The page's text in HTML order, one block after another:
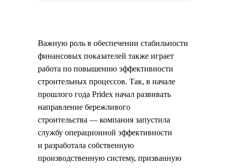
Важную роль в обеспечении стабильности
финансовых показателей также играет
работа по повышению эффективности
строительных процессов. Так, в начале
прошлого года Pridex начал развивать
направление бережливого
строительства — компания запустила
службу операционной эффективности
и разработала собственную
производственную систему, призванную